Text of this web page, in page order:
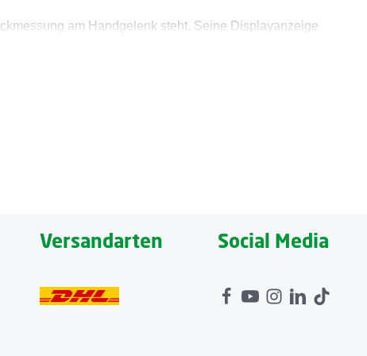
am Handgelenk steht. Seine Displayanzeige
Von den letzten drei gespeicherten Messwerten können
Versandarten Social Media